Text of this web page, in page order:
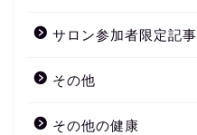
サロン参加者限定記事
その他
その他の健康